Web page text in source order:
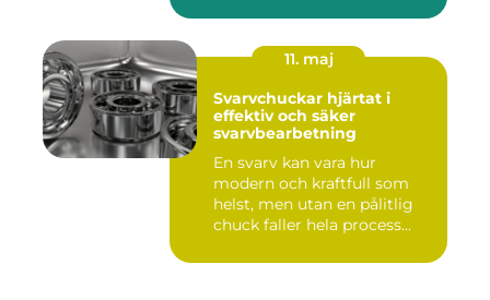
11. maj
Svarvchuckar hjärtat i
effektiv och säker
svarvbearbetning
En svarv kan vara hur
modern och kraftfull som
helst, men utan en pålitlig
chuck faller hela process...